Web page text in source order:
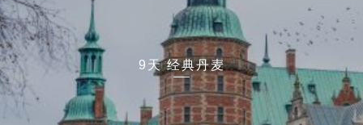
陆
非
加索
蒙
加
和黑塞哥维那
大丘吉尔北极熊、白鲸与飞鸟
7月14日 – 7月21日）
其东部之旅：穿越古老的景观
5月5日 – 15日）
索拼图: 阿塞拜疆, 格鲁吉亚 & 亚
｜文华东方迪沙鲁海岸THE
酒店
｜阿玛哈豪华精选沙漠度假村及水
｜ 不丹COMO UMA 喜马拉雅深处
伙伴
9天 经典丹麦